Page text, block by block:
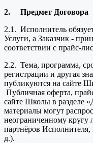
2. Предмет Договора
2.1. Исполнитель
Услуги, а Заказчик -
соответствии с прайс-
2.2. Тема, программа,
регистрации и другая
публикуются на сайте
Публичная оферта,
сайте Школы в разделе
материалы могут
неограниченному кругу
партнёров
д.).